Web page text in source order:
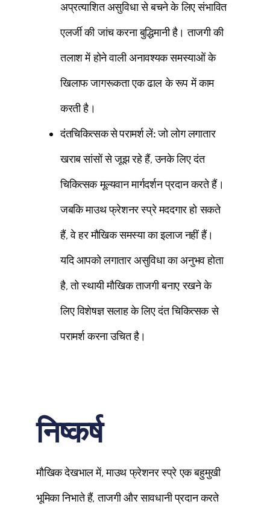
अप्रत्याशित असुविधा से बचने के लिए संभावित
एलर्जी की जांच करना बुद्धिमानी है। ताजगी की
तलाश में होने वाली अनावश्यक समस्याओं के
खिलाफ जागरूकता एक ढाल के रूप में काम
करती है।
दंतचिकित्सक से परामर्श लें:जो लोग लगातार
खराब सांसों से जूझ रहे हैं, उनके लिए दंत
चिकित्सक मूल्यवान मार्गदर्शन प्रदान करते हैं।
जबकि माउथ फ्रेशनर स्प्रे मददगार हो सकते
हैं, वे हर मौखिक समस्या का इलाज नहीं हैं।
यदि आपको लगातार असुविधा का अनुभव होता
है, तो स्थायी मौखिक ताजगी बनाए रखने के
लिए विशेषज्ञ सलाह के लिए दंत चिकित्सक से
परामर्श करना उचित है।
निष्कर्ष
मौखिक देखभाल में, माउथ फ्रेशनर स्प्रे एक बहुमुखी
भूमिका निभाते हैं, ताजगी और सावधानी प्रदान करते